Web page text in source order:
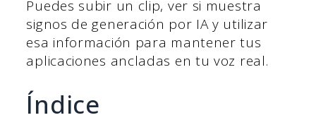
Puedes subir un clip, ver si muestra
signos de generación por IA y utilizar
esa información para mantener tus
aplicaciones ancladas en tu voz real.
Índice